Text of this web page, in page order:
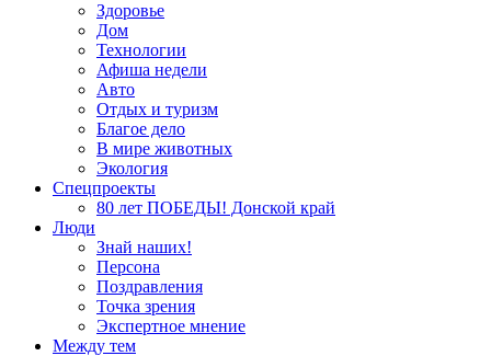
Здоровье
Дом
Технологии
Афиша недели
Авто
Отдых и туризм
Благое дело
В мире животных
Экология
Спецпроекты
80 лет ПОБЕДЫ! Донской край
Люди
Знай наших!
Персона
Поздравления
Точка зрения
Экспертное мнение
Между тем